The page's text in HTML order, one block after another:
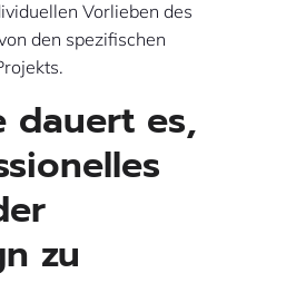
Vorlieben des
den spezifischen
dauert es,
zu